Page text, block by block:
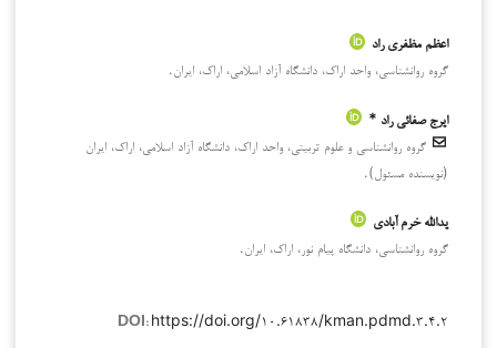
اعظم مظفری راد
گروه روانشناسی، واحد اراک، دانشگاه آزاد اسلامی، اراک، ایران.
ایرج صفائی راد *
گروه روانشناسی و علوم تربیتی، واحد اراک، دانشگاه آزاد اسلامی، اراک، ایران
(نویسنده مسئول).
یدالله خرم آبادی
گروه روانشناسی، دانشگاه پیام نور، اراک، ایران.
DOI: https://doi.org/۱۰.۶۱۸۳۸/kman.pdmd.۳.۴.۲